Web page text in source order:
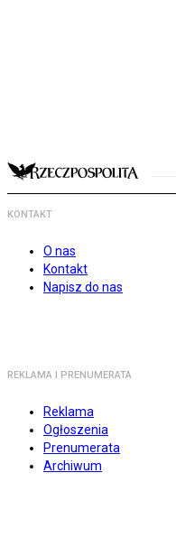
KONTAKT
O nas
Kontakt
Napisz do nas
REKLAMA I PRENUMERATA
Reklama
Ogłoszenia
Prenumerata
Archiwum